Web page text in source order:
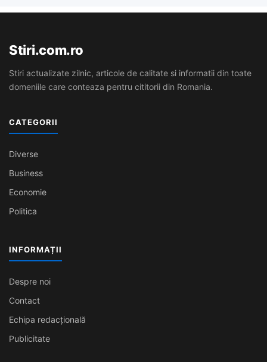
Stiri.com.ro
Stiri actualizate zilnic, articole de calitate si informatii din toate
domeniile care conteaza pentru cititorii din Romania.
CATEGORII
Diverse
Business
Economie
Politica
INFORMAȚII
Despre noi
Contact
Echipa redacțională
Publicitate